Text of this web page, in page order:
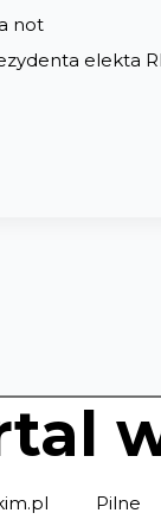
not
elekta
Pilne